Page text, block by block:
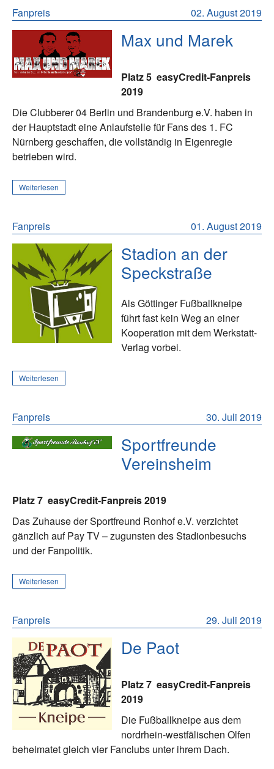
02. August 2019
Fanpreis
Max und Marek
Platz 5 easyCredit-Fanpreis
2019
Die Clubberer 04 Berlin und Brandenburg e.V. haben in
der Hauptstadt eine Anlaufstelle für Fans des 1. FC
Nürnberg geschaffen, die vollständig in Eigenregie
betrieben wird.
Weiterlesen
01. August 2019
Fanpreis
Stadion an der
Speckstraße
Als Göttinger Fußballkneipe
führt fast kein Weg an einer
Kooperation mit dem Werkstatt-
Verlag vorbei.
Weiterlesen
30. Juli 2019
Fanpreis
Sportfreunde
Vereinsheim
Platz 7 easyCredit-Fanpreis 2019
Das Zuhause der Sportfreund Ronhof e.V. verzichtet
gänzlich auf Pay TV – zugunsten des Stadionbesuchs
und der Fanpolitik.
Weiterlesen
29. Juli 2019
Fanpreis
De Paot
Platz 7 easyCredit-Fanpreis
2019
Die Fußballkneipe aus dem
nordrhein-westfälischen Olfen
beheimatet gleich vier Fanclubs unter ihrem Dach.